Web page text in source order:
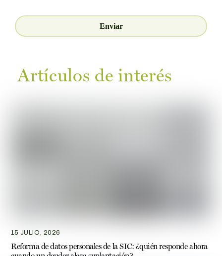
Artículos de interés
15 JULIO, 2026
Reforma de datos personales de la SIC: ¿quién responde ahora